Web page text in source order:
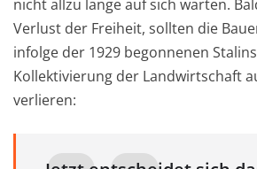
nicht allzu lange auf sich warten.
Verlust der Freiheit, sollten die
infolge der 1929 begonnenen
Kollektivierung der Landwirtschaft
verlieren: